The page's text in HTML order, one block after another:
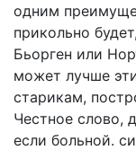
одним
прикольно
Бьорген или
может лучше
старикам,
Честное слово,
если больной.